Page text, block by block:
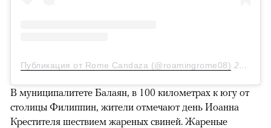
Публикация от Rome Candaza (@roamingrome08) 21 Авг 2018 в 12:12 PDT
В муниципалитете Балаян, в 100 километрах к югу от
столицы Филиппин, жители отмечают день Иоанна
Крестителя шествием жареных свиней. Жареные